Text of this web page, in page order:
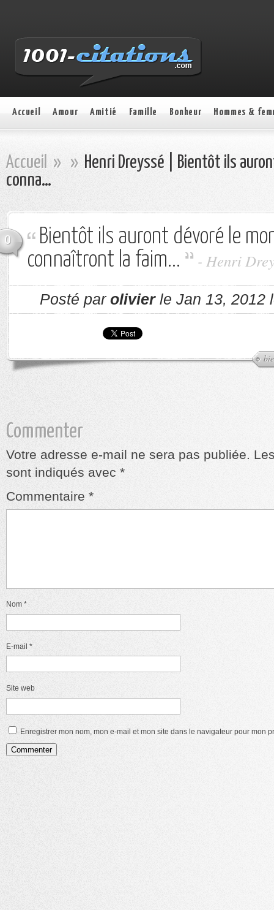
Accueil Amour Amitié Famille Bonheur Hommes &
Accueil » » Henri Dreyssé | Bientôt ils
conna…
0
Bientôt ils auront dévoré le
connaîtront la faim...
- Henri
Posté par olivierle Jan 13, 2012
Commenter
Votre adresse e-mail ne sera pas publiée.
sont indiqués avec *
Commentaire *
Nom *
E-mail *
Site web
Enregistrer mon nom, mon e-mail et mon site dans le navigateur pour mon